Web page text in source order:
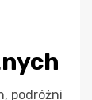
podróżni